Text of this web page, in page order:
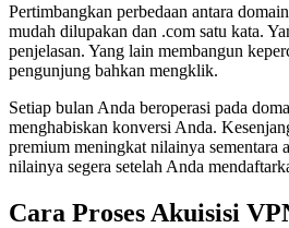
Pertimbangkan perbedaan antara
mudah dilupakan dan .com satu kata.
penjelasan. Yang lain membangun
pengunjung bahkan mengklik.
Setiap bulan Anda beroperasi pada
menghabiskan konversi Anda.
premium meningkat nilainya sementara
nilainya segera setelah Anda
Cara Proses Akuisisi